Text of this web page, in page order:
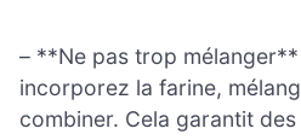
– **Ne pas trop
incorporez la farine,
combiner. Cela garantit